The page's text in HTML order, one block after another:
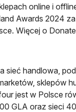
online i
Awards 2024
Więcej o
sieć handlowa,
jest w Polsce
GLA oraz sieci